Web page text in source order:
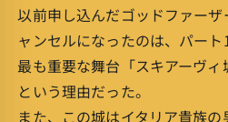
以前申し込んだゴッドファー
ャンセルになったのは、パー
最も重要な舞台「スキアーヴィ
という理由だった。
また、この城はイタリア貴族